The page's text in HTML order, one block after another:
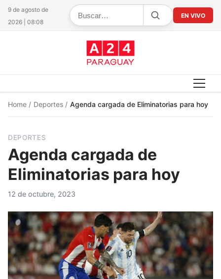
9 de agosto de
2026 | 08:08
EN VIVO
Home / Deportes / Agenda cargada de Eliminatorias para hoy
DEPORTES
Agenda cargada de
Eliminatorias para hoy
12 de octubre, 2023